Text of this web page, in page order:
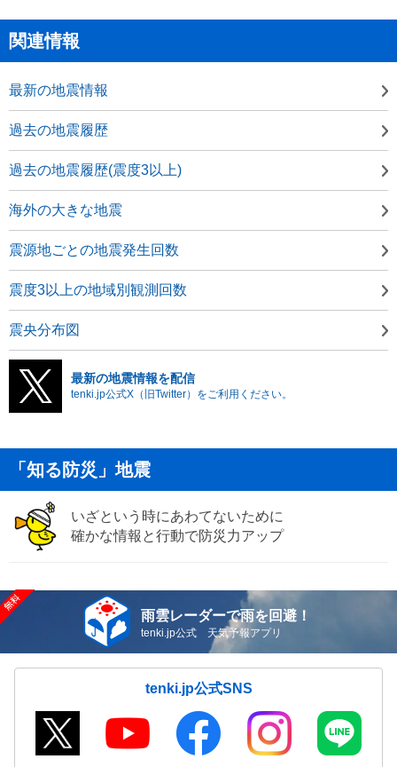
関連情報
最新の地震情報
過去の地震履歴
過去の地震履歴(震度3以上)
海外の大きな地震
震源地ごとの地震発生回数
震度3以上の地域別観測回数
震央分布図
最新の地震情報を配信
tenki.jp公式X（旧Twitter）をご利用ください。
「知る防災」地震
いざという時にあわてないために
確かな情報と行動で防災力アップ
雨雲レーダーで雨を回避！
tenki.jp公式 天気予報アプリ
tenki.jp公式SNS